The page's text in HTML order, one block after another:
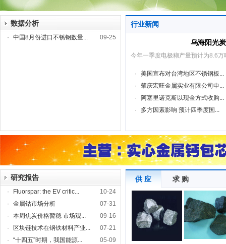
数据分析
· 中国8月份进口不锈钢数量... 09-25
行业新闻
乌海阳光
今年一季度电极糊产量预计为8.6
·
美国宣布对台湾地区不锈钢板...
·
肇庆宏旺金属实业有限公司申...
·
阿塞里诺克斯以现金方式收购...
·
多方因素影响 预计四季度国...
研究报告
· Fluorspar: the EV critic...
10-24
·
金属钴市场分析
07-31
·
本周焦炭价格暂稳 市场观...
09-16
·
区块链技术在钢铁材料产业...
07-21
·
“十四五”时期，我国能源...
05-09
供 应 求 购